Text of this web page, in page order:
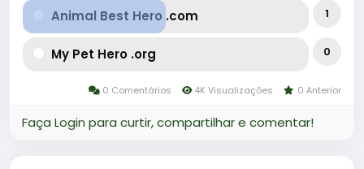
Animal Best Hero .com 1
My Pet Hero .org 0
0 Comentários 4K Visualizações 0 Anterior
Faça Login para curtir, compartilhar e comentar!